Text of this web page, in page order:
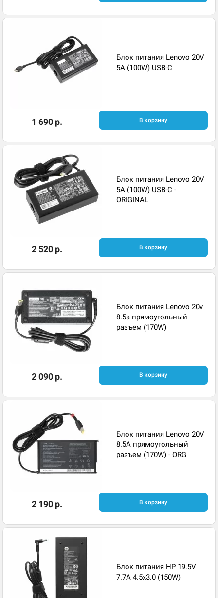
Блок питания Lenovo 20V
5A (100W) USB-C
1 690 р. В корзину
Блок питания Lenovo 20V
5A (100W) USB-C -
ORIGINAL
2 520 р. В корзину
Блок питания Lenovo 20v
8.5a прямоугольный
разъем (170W)
2 090 р. В корзину
Блок питания Lenovo 20V
8.5A прямоугольный
разъем (170W) - ORG
2 190 р. В корзину
Блок питания HP 19.5V
7.7A 4.5x3.0 (150W)